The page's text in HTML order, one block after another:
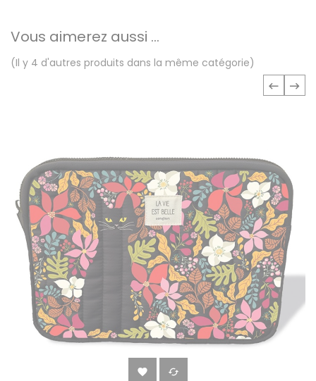
Vous aimerez aussi ...
(Il y 4 d'autres produits dans la même catégorie)
 